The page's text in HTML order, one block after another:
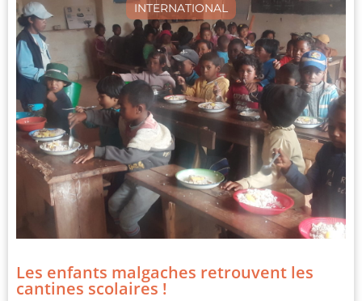
INTERNATIONAL
Les enfants malgaches retrouvent les
cantines scolaires !